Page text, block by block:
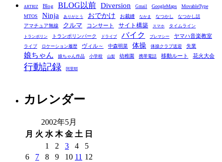
ゴ
リ
ー
ARTRIZ Blog BLOG以前 Diversion Gmail GoogleMaps
MovableType
MTOS
Ninja ありがとう おでかけ お裁縫 なかま なつかし なつかし話
アマチュア無線 クルマ コンサート サイト構築 スマホ タイムライン
トランポリン トランポリンパーク ドライブ バイク プレマシー ヤマハ音楽教室
ライブ ロケーション履歴 ヴィル～ 中森明菜 体操 体操クラブ送迎 失業
娘ちゃん 娘ちゃん作品 小学校 山梨 幼稚園 携帯電話 移動ルート 花火大会
行動記録 阿里耶
カレンダー
2002年5月
月 火 水 木 金 土 日
1
2 3 4
5
6
7 8 9 10 11 12